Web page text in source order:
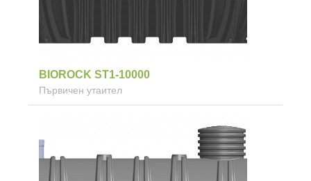
BIOROCK ST1-10000
Първичен утаител